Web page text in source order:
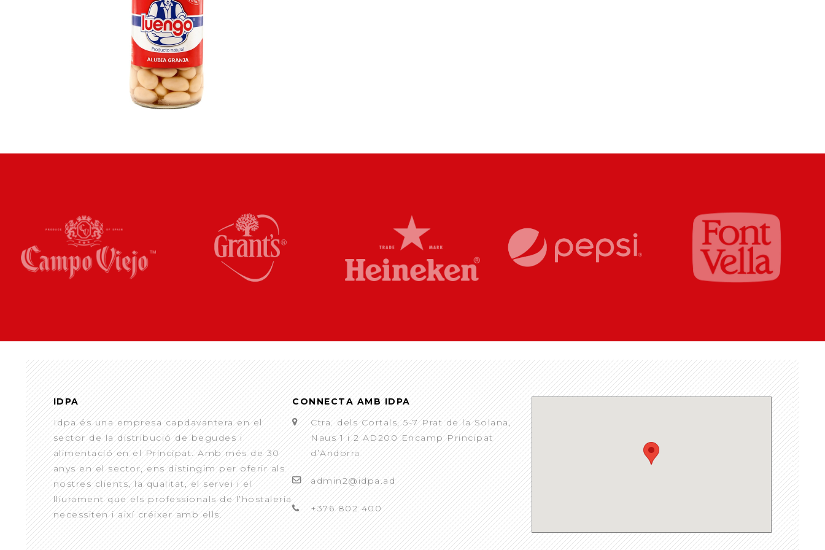
IDPA
Idpa és una empresa capdavantera en el
sector de la distribució de begudes i
alimentació en el Principat. Amb més de 30
anys en el sector, ens distingim per oferir als
nostres clients, la qualitat, el servei i el
lliurament que els professionals de l’hostaleria
necessiten i així créixer amb ells.
CONNECTA AMB IDPA
Ctra. dels Cortals, 5-7 Prat de la Solana,
Naus 1 i 2 AD200 Encamp Principat
d’Andorra
admin2@idpa.ad
+376 802 400